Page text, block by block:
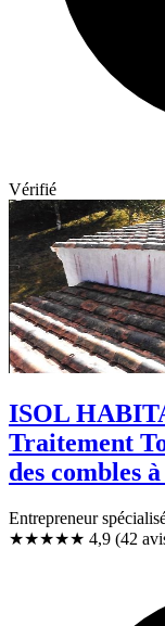
Vérifié
ISOL
Traitement
des combles
Entrepreneur
★★★★★ 4,9 (42